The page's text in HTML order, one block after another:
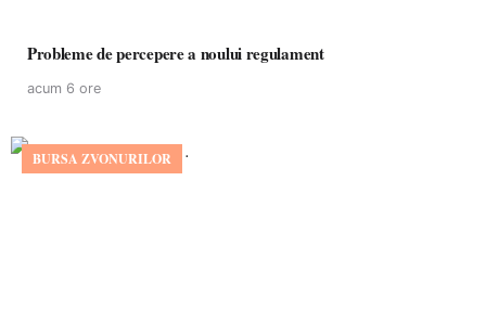
Probleme de percepere a noului regulament
acum 6 ore
BURSA ZVONURILOR